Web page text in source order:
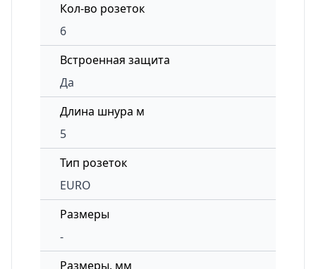
Кол-во розеток
6
Встроенная защита
Да
Длина шнура м
5
Тип розеток
EURO
Размеры
-
Размеры, мм